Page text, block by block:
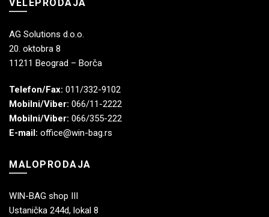
VELEPRODAJA
AG Solutions d.o.o.
20. oktobra 8
11211 Beograd – Borča
Telefon/Fax: 011/332-9102
Mobilni/Viber: 066/11-2222
Mobilni/Viber: 066/355-222
E-mail: office@win-bag.rs
MALOPRODAJA
WIN-BAG shop III
Ustanička 244d, lokal 8